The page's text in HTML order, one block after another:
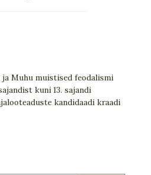
ja Muhu muistised feodalismi
kuni 13. sajandi
kandidaadi kraadi